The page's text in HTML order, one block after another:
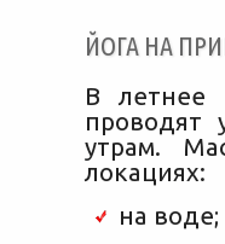
ЙОГА НА
В летнее
проводят
утрам.
локациях:
на воде;